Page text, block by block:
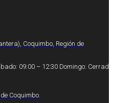
Coquimbo, Región de
09:00 – 12:30 Domingo: Cerrado
Coquimbo.